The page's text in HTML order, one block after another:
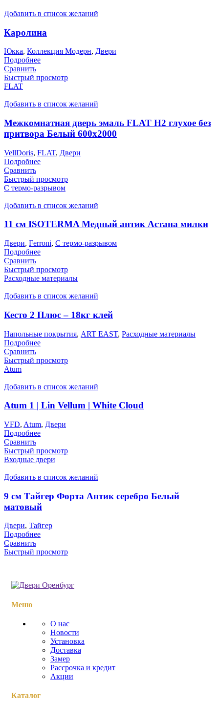
Добавить в список желаний
Каролина
Юкка, Коллекция Модерн, Двери
Подробнее
Сравнить
Быстрый просмотр
FLAT
Добавить в список желаний
Межкомнатная дверь эмаль FLAT H2 глухое без
притвора Белый 600х2000
VellDoris, FLAT, Двери
Подробнее
Сравнить
Быстрый просмотр
С термо-разрывом
Добавить в список желаний
11 см ISOTERMA Медный антик Астана милки
Двери, Ferroni, С термо-разрывом
Подробнее
Сравнить
Быстрый просмотр
Расходные материалы
Добавить в список желаний
Кесто 2 Плюс – 18кг клей
Напольные покрытия, ART EAST, Расходные материалы
Подробнее
Сравнить
Быстрый просмотр
Atum
Добавить в список желаний
Atum 1 | Lin Vellum | White Cloud
VFD, Atum, Двери
Подробнее
Сравнить
Быстрый просмотр
Входные двери
Добавить в список желаний
9 см Тайгер Форта Антик серебро Белый
матовый
Двери, Тайгер
Подробнее
Сравнить
Быстрый просмотр
Меню
О нас
Новости
Установка
Доставка
Замер
Рассрочка и кредит
Акции
Каталог